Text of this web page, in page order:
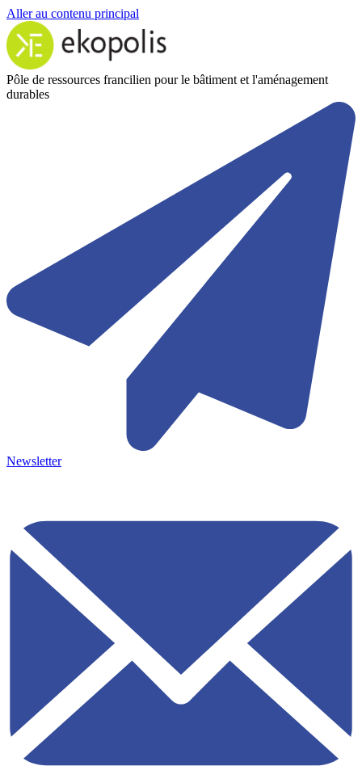
Aller au contenu principal
Pôle de ressources francilien pour le bâtiment et l'aménagement
durables
Newsletter